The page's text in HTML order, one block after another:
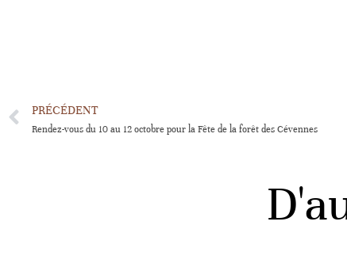
PRÉCÉDENT
Rendez-vous du 10 au 12 octobre pour la Fête de la forêt des Cévennes